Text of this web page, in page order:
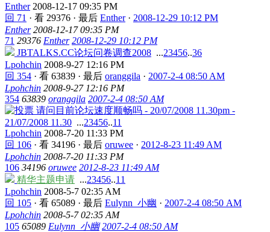
Enther 2008-12-17 09:35 PM
回 71 · 看 29376 · 最后 Enther· 2008-12-29 10:12 PM
Enther 2008-12-17 09:35 PM
71 29376 Enther 2008-12-29 10:12 PM
JBTALKS.CC论坛问卷调查2008 ...23456..36
Lpohchin 2008-9-27 12:16 PM
回 354 · 看 63839 · 最后 oranggila · 2007-2-4 08:50 AM
Lpohchin 2008-9-27 12:16 PM
354 63839 oranggila 2007-2-4 08:50 AM
请问目前论坛速度顺畅吗 - 20/07/2008 11.30pm -
21/07/2008 11.30 ...23456..11
Lpohchin 2008-7-20 11:33 PM
回 106 · 看 34196 · 最后 oruwee · 2012-8-23 11:49 AM
Lpohchin 2008-7-20 11:33 PM
106 34196 oruwee 2012-8-23 11:49 AM
精华主题申请 ...23456..11
Lpohchin 2008-5-7 02:35 AM
回 105 · 看 65089 · 最后 Eulynn_小幽 · 2007-2-4 08:50 AM
Lpohchin 2008-5-7 02:35 AM
105 65089 Eulynn_小幽 2007-2-4 08:50 AM